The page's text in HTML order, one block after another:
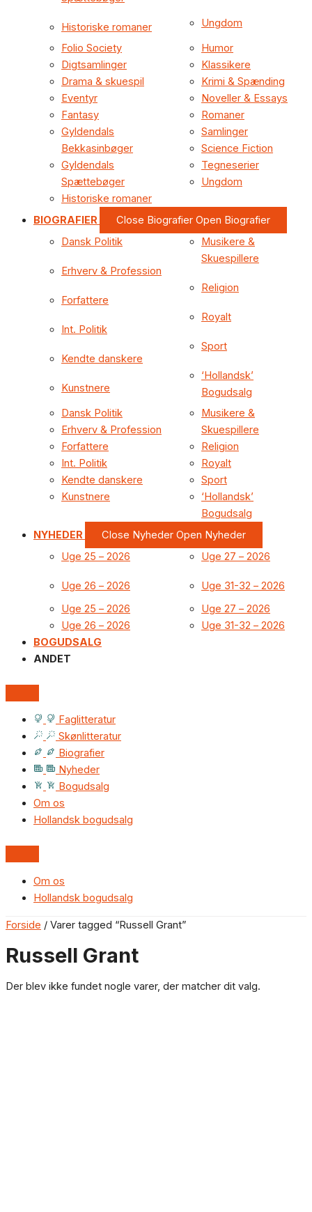
Historiske romaner
Ungdom
Folio Society
Digtsamlinger
Drama & skuespil
Eventyr
Fantasy
Gyldendals
Bekkasinbøger
Gyldendals
Spættebøger
Historiske romaner
Humor
Klassikere
Krimi & Spænding
Noveller & Essays
Romaner
Samlinger
Science Fiction
Tegneserier
Ungdom
BIOGRAFIER Close Biografier Open Biografier
Dansk Politik
Erhverv & Profession
Forfattere
Int. Politik
Kendte danskere
Kunstnere
Musikere &
Skuespillere
Religion
Royalt
Sport
‘Hollandsk’
Bogudsalg
Dansk Politik
Erhverv & Profession
Forfattere
Int. Politik
Kendte danskere
Kunstnere
Musikere &
Skuespillere
Religion
Royalt
Sport
‘Hollandsk’
Bogudsalg
NYHEDER
Close Nyheder Open Nyheder
Uge 25 – 2026
Uge 26 – 2026
Uge 27 – 2026
Uge 31-32 – 2026
Uge 25 – 2026
Uge 26 – 2026
Uge 27 – 2026
Uge 31-32 – 2026
BOGUDSALG
ANDET
Faglitteratur
Skønlitteratur
Biografier
Nyheder
Bogudsalg
Om os
Hollandsk bogudsalg
Om os
Hollandsk bogudsalg
Forside / Varer tagged “Russell Grant”
Russell Grant
Der blev ikke fundet nogle varer, der matcher dit valg.